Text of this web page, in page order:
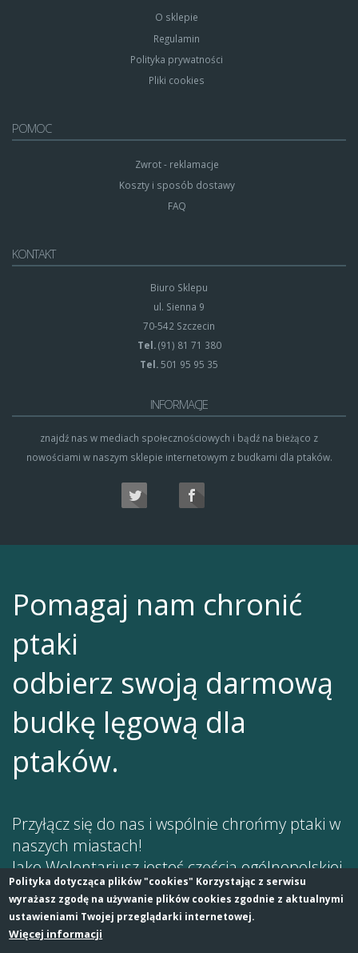
O sklepie
Regulamin
Polityka prywatności
Pliki cookies
POMOC
Zwrot - reklamacje
Koszty i sposób dostawy
FAQ
KONTAKT
Biuro Sklepu
ul. Sienna 9
70-542 Szczecin
Tel.(91) 81 71 380
Tel.501 95 95 35
INFORMACJE
znajdź nas w mediach społecznościowych i bądź na bieżąco z
nowościami w naszym sklepie internetowym z budkami dla ptaków.
Pomagaj nam chronić
ptaki
odbierz swoją darmową
budkę lęgową dla
ptaków.
Przyłącz się do nas i wspólnie chrońmy ptaki w
naszych miastach!
Jako Wolontariusz jesteś częścią ogólnopolskiej
sieci osób, które interesują się ptakami. Dziel
się z innymi swoimi doświadczeniami i
spostrzeżeniami. Dołącz do grupy, dodawaj
Polityka dotycząca plików "cookies" Korzystając z serwisu
wyrażasz zgodę na używanie plików cookies zgodnie z aktualnymi
ustawieniami Twojej przeglądarki internetowej.
Więcej informacji